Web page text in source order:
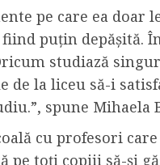
pe care ea doar
fiind puțin depășită.
studiază
de la liceu să-i
spune Mihaela
cu profesori
pe toți copiii să-și